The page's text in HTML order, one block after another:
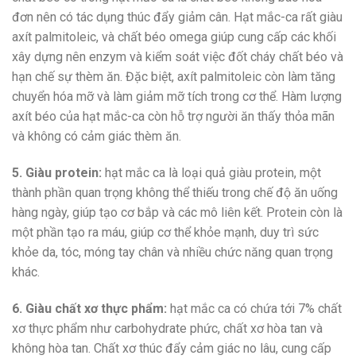
đơn nên có tác dụng thúc đẩy giảm cân. Hạt mắc-ca rất giàu
axít palmitoleic, và chất béo omega giúp cung cấp các khối
xây dựng nên enzym và kiểm soát việc đốt cháy chất béo và
hạn chế sự thèm ăn. Đặc biệt, axít palmitoleic còn làm tăng
chuyển hóa mỡ và làm giảm mỡ tích trong cơ thể. Hàm lượng
axít béo của hạt mắc-ca còn hỗ trợ người ăn thấy thỏa mãn
và không có cảm giác thèm ăn.
5. Giàu protein: hạt mắc ca là loại quả giàu protein, một
thành phần quan trọng không thể thiếu trong chế độ ăn uống
hàng ngày, giúp tạo cơ bắp và các mô liên kết. Protein còn là
một phần tạo ra máu, giúp cơ thể khỏe mạnh, duy trì sức
khỏe da, tóc, móng tay chân và nhiều chức năng quan trọng
khác.
6. Giàu chất xơ thực phẩm: hạt mắc ca có chứa tới 7% chất
xơ thực phẩm như carbohydrate phức, chất xơ hòa tan và
không hòa tan. Chất xơ thúc đẩy cảm giác no lâu, cung cấp